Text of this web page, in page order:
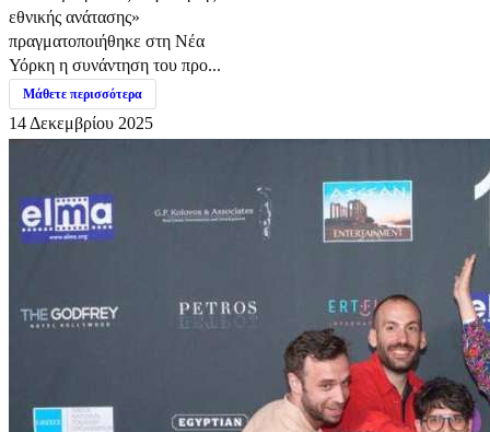
εθνικής ανάτασης»
πραγματοποιήθηκε στη Νέα
Υόρκη η συνάντηση του προ...
Μάθετε περισσότερα
14 Δεκεμβρίου 2025